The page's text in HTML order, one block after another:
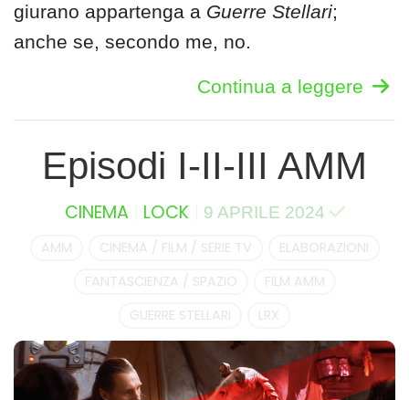
giurano appartenga a Guerre Stellari;
anche se, secondo me, no.
Continua a leggere
Episodi I-II-III AMM
CINEMA LOCK 9 APRILE 2024
AMM CINEMA / FILM / SERIE TV
ELABORAZIONI
FANTASCIENZA / SPAZIO
FILM AMM
GUERRE STELLARI
LRX